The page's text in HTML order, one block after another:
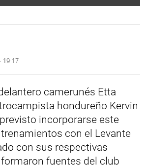
19:17
camerunés Etta
hondureño Kervin
incorporarse este
con el Levante
con sus respectivas
fuentes del club